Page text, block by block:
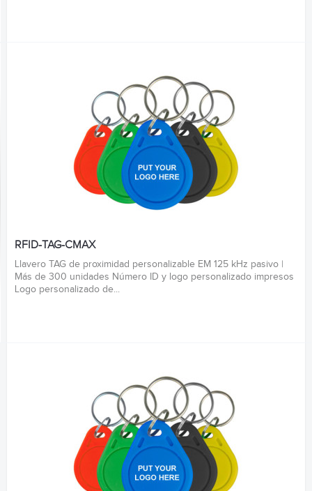
RFID-TAG-CMAX
Llavero TAG de proximidad personalizable EM 125 kHz pasivo |
Más de 300 unidades Número ID y logo personalizado impresos
Logo personalizado de...